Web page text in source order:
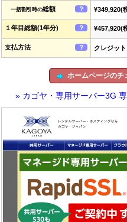
一括割引時の総額 ？ ¥349,920(
１年目総額(1年分) ？ ¥457,920(
支払方法 ？ クレジッ
ホームページのチ
» カゴヤ・専用サーバー3G